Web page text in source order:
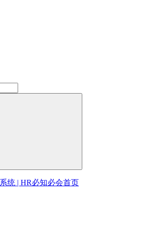
统 | HR必知必会首页